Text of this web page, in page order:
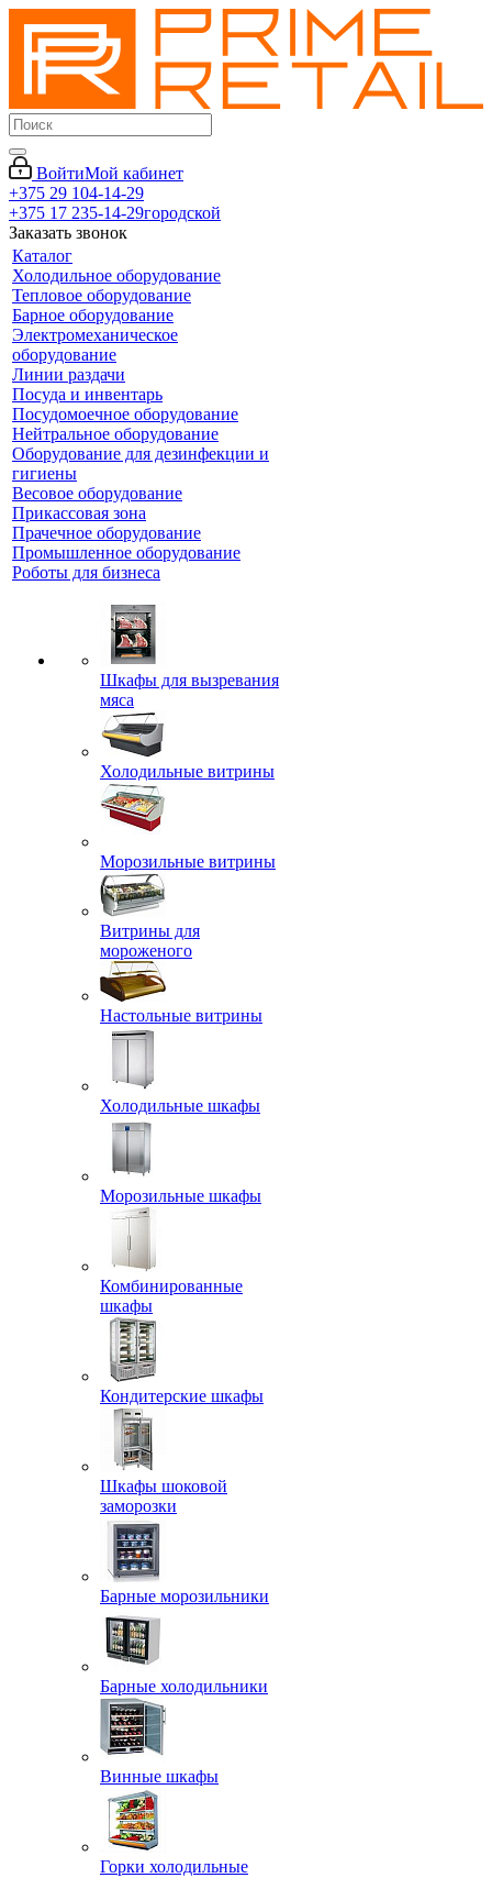
ВойтиМой кабинет
+375 29 104-14-29
+375 17 235-14-29городской
Заказать звонок
Каталог
Холодильное оборудование
Тепловое оборудование
Барное оборудование
Электромеханическое
оборудование
Линии раздачи
Посуда и инвентарь
Посудомоечное оборудование
Нейтральное оборудование
Оборудование для дезинфекции и
гигиены
Весовое оборудование
Прикассовая зона
Прачечное оборудование
Промышленное оборудование
Роботы для бизнеса
Шкафы для вызревания
мяса
Холодильные витрины
Морозильные витрины
Витрины для
мороженого
Настольные витрины
Холодильные шкафы
Морозильные шкафы
Комбинированные
шкафы
Кондитерские шкафы
Шкафы шоковой
заморозки
Барные морозильники
Барные холодильники
Винные шкафы
Горки холодильные